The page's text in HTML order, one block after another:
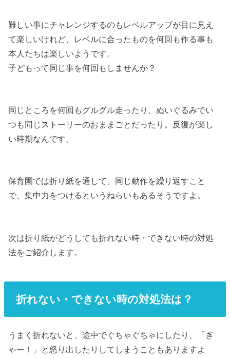
難しい事にチャレンジするのもレベルアップが目に見え
て楽しいけれど、レベルに合ったものを何回も作る事も
本人たちは楽しいようです。
子どもって同じ事を何回もしませんか？
同じところを何回もグルグル走ったり、ぬいぐるみでい
つも同じストーリーのおままごとだったり。反復が楽し
い時期なんです。
保育園では折り紙を通して、同じ動作を繰り返すこと
で、集中力をつけるというねらいもあるそうですよ。
次は折り紙がどうしても折れない時・できない時の対処
法をご紹介します。
折れない・できない時の対処法は？
うまく折れないと、途中でぐちゃぐちゃにしたり、「ぎ
ゃー！」と怒り出したりしてしまうこともありますよ